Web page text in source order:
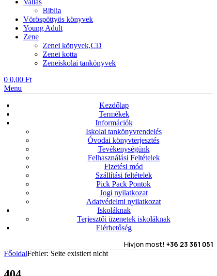
Vallás
Biblia
Vöröspöttyös könyvek
Young Adult
Zene
Zenei könyvek,CD
Zenei kotta
Zeneiskolai tankönyvek
0 0,00 Ft
Menu
Kezdőlap
Termékek
Információk
Iskolai tankönyvrendelés
Óvodai könyvterjesztés
Tevékenységünk
Felhasználási Feltételek
Fizetési mód
Szállítási feltételek
Pick Pack Pontok
Jogi nyilatkozat
Adatvédelmi nyilatkozat
Iskoláknak
Terjesztői üzenetek iskoláknak
Elérhetőség
Hívjon most! +36 23 361 051
FőoldalFehler: Seite existiert nicht